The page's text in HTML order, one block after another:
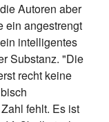
Autoren aber
ein angestrengt
intelligentes
Substanz. "Die
recht keine
fehlt. Es ist